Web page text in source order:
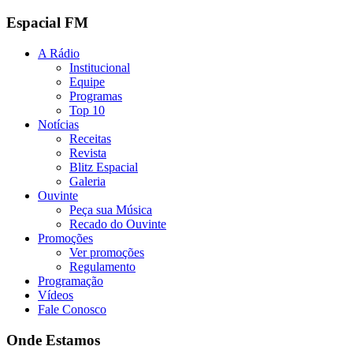
Espacial FM
A Rádio
Institucional
Equipe
Programas
Top 10
Notícias
Receitas
Revista
Blitz Espacial
Galeria
Ouvinte
Peça sua Música
Recado do Ouvinte
Promoções
Ver promoções
Regulamento
Programação
Vídeos
Fale Conosco
Onde Estamos